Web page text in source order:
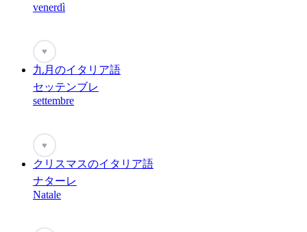
venerdì
♥
九月のイタリア語
セッテンブレ
settembre
♥
クリスマスのイタリア語
ナターレ
Natale